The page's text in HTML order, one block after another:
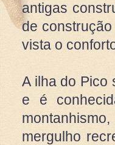
antigas
de
vista o
A ilha do Pico
e é
mergulho